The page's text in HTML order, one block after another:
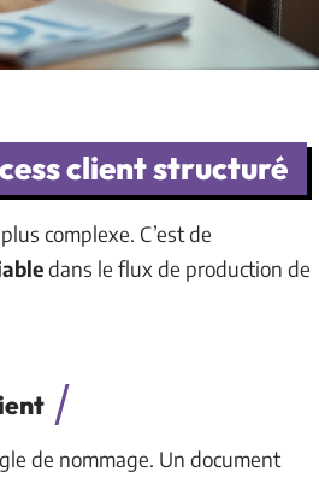
client structuré
complexe. C’est de
dans le flux de production de
de nommage. Un document